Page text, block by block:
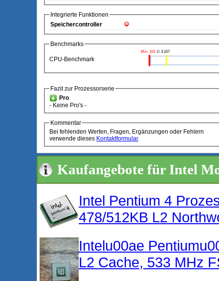
Integrierte Funktionen
Speichercontroller
Benchmarks
CPU-Benchmark
Min. 103 ∅ 3.107
Fazit zur Prozessorserie
Pro
- Keine Pro's -
Kommentar
Bei fehlenden Werten, Fragen, Ergänzungen oder Fehlern
verwende dieses Kontaktformular
Kaufangebote für Intel
Intel Pentium 4
478/512KB L2
Intelu00ae
L2 Cache, 533 MHz